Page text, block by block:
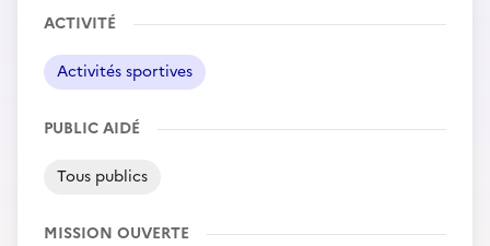
ACTIVITÉ
Activités sportives
PUBLIC AIDÉ
Tous publics
MISSION OUVERTE